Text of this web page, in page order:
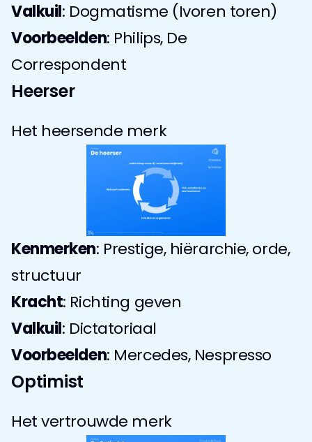
Valkuil: Dogmatisme (Ivoren toren)
Voorbeelden: Philips, De
Correspondent
Heerser
Het heersende merk
Kenmerken: Prestige, hiërarchie, orde,
structuur
Kracht: Richting geven
Valkuil: Dictatoriaal
Voorbeelden: Mercedes, Nespresso
Optimist
Het vertrouwde merk